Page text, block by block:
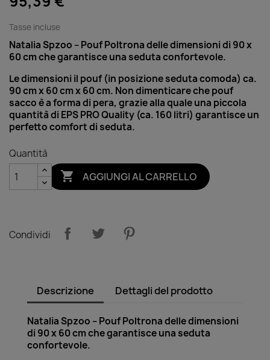
Tasse incluse
Natalia Spzoo – Pouf Poltrona delle dimensioni di 90 x
60 cm che garantisce una seduta confortevole.
Le dimensioni il pouf (in posizione seduta comoda) ca.
90 cm x 60 cm x 60 cm. Non dimenticare che pouf
sacco è a forma di pera, grazie alla quale una piccola
quantità di EPS PRO Quality (ca. 160 litri) garantisce un
perfetto comfort di seduta.
Quantità
 AGGIUNGI AL CARRELLO
Condividi
Descrizione Dettagli del prodotto
Natalia Spzoo – Pouf Poltrona delle dimensioni
di 90 x 60 cm che garantisce una seduta
confortevole.